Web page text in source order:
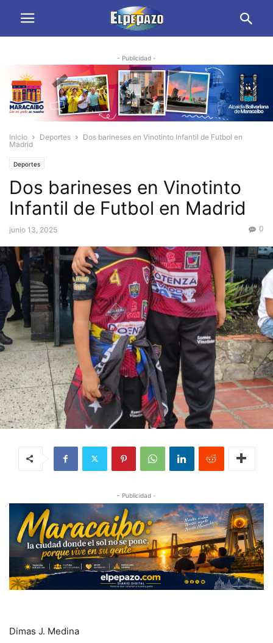
- Publicidad -
Inicio Deportes
Dos barineses en Vinotinto Infantil de Futbol en
Madrid
Deportes
Dos barineses en Vinotinto
Infantil de Futbol en Madrid
junio 13, 2025 0
- Publicidad -
Dimas J. Medina